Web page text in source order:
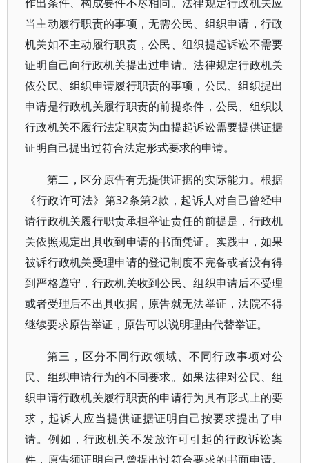
当主动履行职责的事项，无需公民、组织申请，行政
机关如不主动履行职责，公民、组织提起诉讼不需要
证明自己向行政机关提出过申请。法律规定行政机关
依公民、组织申请履行职责的事项，公民、组织提出
申请是行政机关履行职责的前提条件，公民、组织以
行政机关不履行法定职责为由提起诉讼需要提供证据
证明自己提出过符合法定形式要求的申请。
第二，区分原告有无提供证据的实际能力。根据
《行政许可法》第32条第2款，起诉人对自己曾经申
请行政机关履行职责承担举证责任的前提是，行政机
关依照规定出具收到申请的书面凭证。实践中，如果
被诉行政机关受理申请的登记制度不完备或者没有得
到严格遵守，行政机关收到公民、组织申请后不受理
或者受理后不出具收据，原告就无法举证，法院不得
继续要求原告举证，原告可以说明理由代替举证。
第三，区分不同行政领域、不同行政事项对公
民、组织申请行为的不同要求。如果法律对公民、组
织申请行政机关履行职责的申请行为具有形式上的要
求，起诉人应当提供证据证明自己按要求提出了申
请。例如，行政机关不发放许可引起的行政诉讼案
件，原告须证明自己曾提出过符合要求的书面申请。